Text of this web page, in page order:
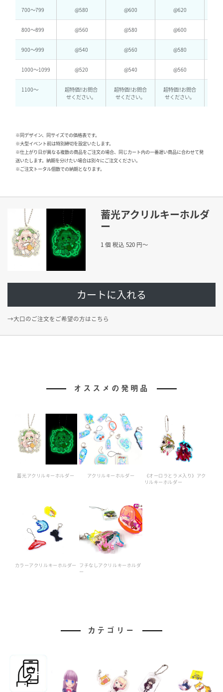
700〜799 @580 @600 @620
800〜899 @560 @580 @600
900〜999 @540 @560 @580
1000〜1099 @520 @540 @560
1100～
超特価!!お問合
せください。
超特価!!お問合
せください。
超特価!!お問合
せください。
※同デザイン、同サイズでの価格表です。
※大型イベント前は特別締切を設定いたします。
※仕上がり日が異なる複数の商品をご注文の場合、同じカート内の一番遅い商品に合わせて発
送いたします。納期を分けたい場合は別々にご注文ください。
※ご注文トータル個数での納期となります。
蓄光アクリルキーホルダ
ー
1 個 税込 520 円〜
カートに入れる
→大口のご注文をご希望の方はこちら
オススメの発明品
蓄光アクリルキーホルダー アクリルキーホルダー
《オーロラとラメ入り》アク
リルキーホルダー
カラーアクリルキーホルダー フチなしアクリルキーホルダ
ー
カテゴリー